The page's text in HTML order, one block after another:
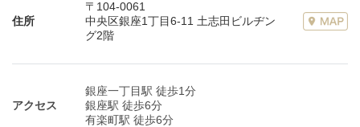
住所
〒104-0061
中央区銀座1丁目6-11 土志田ビルヂン
グ2階
アクセス
銀座一丁目駅 徒歩1分
銀座駅 徒歩6分
有楽町駅 徒歩6分